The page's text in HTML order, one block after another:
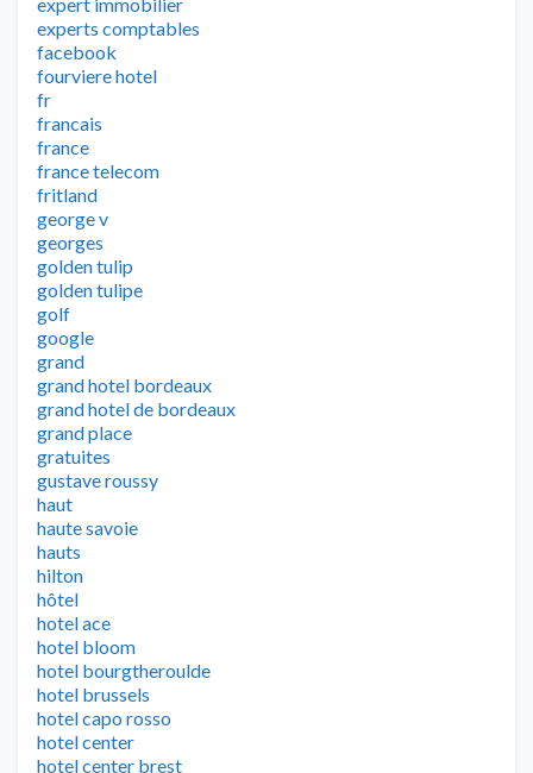
experts comptables
facebook
fourviere hotel
fr
francais
france
france telecom
fritland
george v
georges
golden tulip
golden tulipe
golf
google
grand
grand hotel bordeaux
grand hotel de bordeaux
grand place
gratuites
gustave roussy
haut
haute savoie
hauts
hilton
hôtel
hotel ace
hotel bloom
hotel bourgtheroulde
hotel brussels
hotel capo rosso
hotel center
hotel center brest